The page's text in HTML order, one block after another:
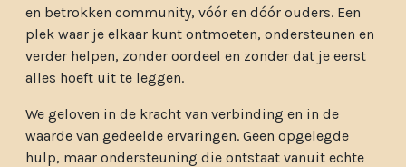
en betrokken community, vóór en dóór ouders. Een
plek waar je elkaar kunt ontmoeten, ondersteunen en
verder helpen, zonder oordeel en zonder dat je eerst
alles hoeft uit te leggen.
We geloven in de kracht van verbinding en in de
waarde van gedeelde ervaringen. Geen opgelegde
hulp, maar ondersteuning die ontstaat vanuit echte